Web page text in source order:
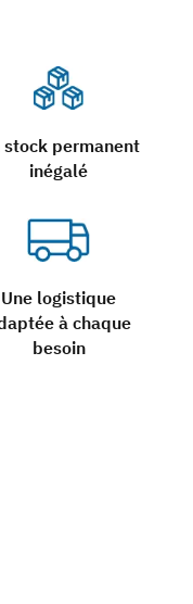
stock permanent
inégalé
Une logistique
à chaque
besoin